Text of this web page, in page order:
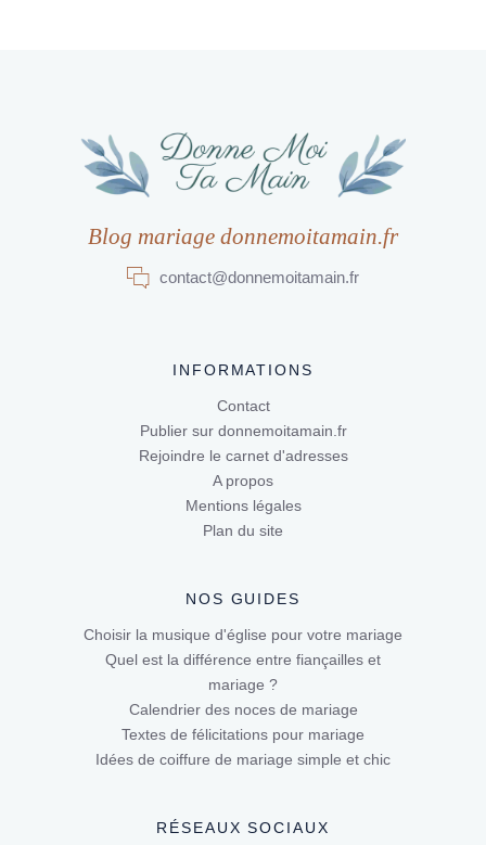
Blog mariage donnemoitamain.fr
contact@donnemoitamain.fr
INFORMATIONS
Contact
Publier sur donnemoitamain.fr
Rejoindre le carnet d'adresses
A propos
Mentions légales
Plan du site
NOS GUIDES
Choisir la musique d'église pour votre mariage
Quel est la différence entre fiançailles et
mariage ?
Calendrier des noces de mariage
Textes de félicitations pour mariage
Idées de coiffure de mariage simple et chic
RÉSEAUX SOCIAUX